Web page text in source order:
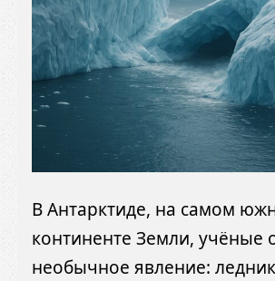
В Антарктиде, на самом
континенте Земли, учёные
необычное явление: